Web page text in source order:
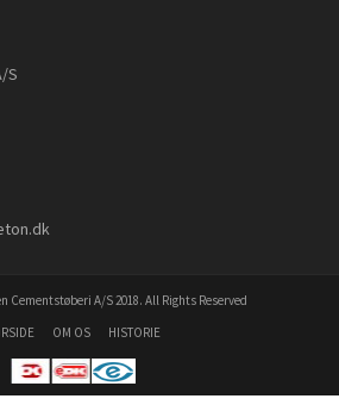
S
Cementstøberi A/S 2018. All Rights Reserved
OM OS HISTORIE